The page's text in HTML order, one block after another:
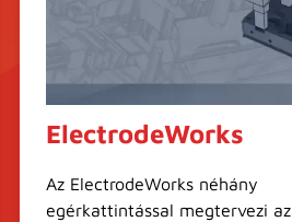
ElectrodeWorks
Az ElectrodeWorks néhány
egérkattintással megtervezi az